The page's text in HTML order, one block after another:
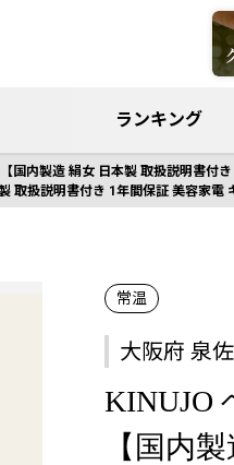
ランキング
国内製造 絹女 日本製 取扱説明書付
取扱説明書付き 1年間保証 美容家
常温
大阪府 泉
KINUJO
【国内